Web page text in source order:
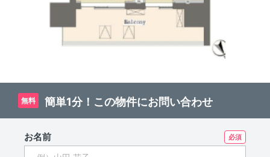
無料 簡単1分！この物件にお問い合わせ
お名前